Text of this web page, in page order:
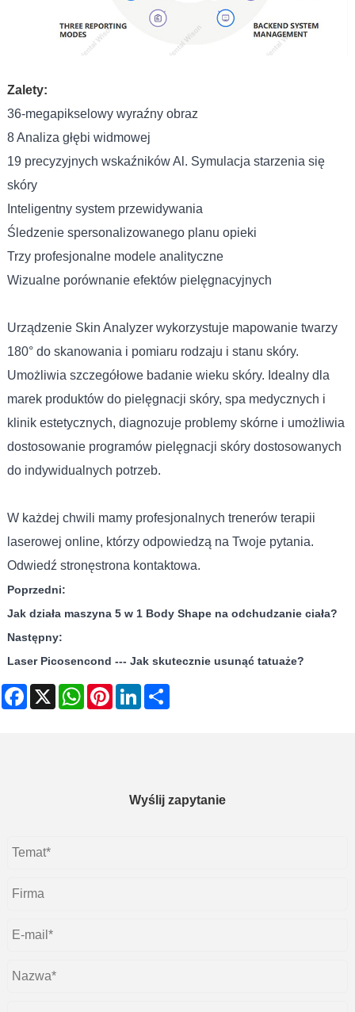
Zalety:
36-megapikselowy wyraźny obraz
8 Analiza głębi widmowej
19 precyzyjnych wskaźników Al. Symulacja starzenia się
skóry
Inteligentny system przewidywania
Śledzenie spersonalizowanego planu opieki
Trzy profesjonalne modele analityczne
Wizualne porównanie efektów pielęgnacyjnych
Urządzenie Skin Analyzer wykorzystuje mapowanie twarzy
180° do skanowania i pomiaru rodzaju i stanu skóry.
Umożliwia szczegółowe badanie wieku skóry. Idealny dla
marek produktów do pielęgnacji skóry, spa medycznych i
klinik estetycznych, diagnozuje problemy skórne i umożliwia
dostosowanie programów pielęgnacji skóry dostosowanych
do indywidualnych potrzeb.
W każdej chwili mamy profesjonalnych trenerów terapii
laserowej online, którzy odpowiedzą na Twoje pytania.
Odwiedź stronęstrona kontaktowa.
Poprzedni:
Jak działa maszyna 5 w 1 Body Shape na odchudzanie ciała?
Następny:
Laser Picosencond --- Jak skutecznie usunąć tatuaże?
Facebook
X WhatsAppPinterestLinkedIn
Wyślij zapytanie